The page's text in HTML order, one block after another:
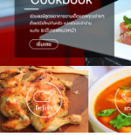
สูตรอาหารล่
Top Foodie
พาไปชิม
สารพันก้นครัว
เคล็ดลับน่ารู้
FoodPedia